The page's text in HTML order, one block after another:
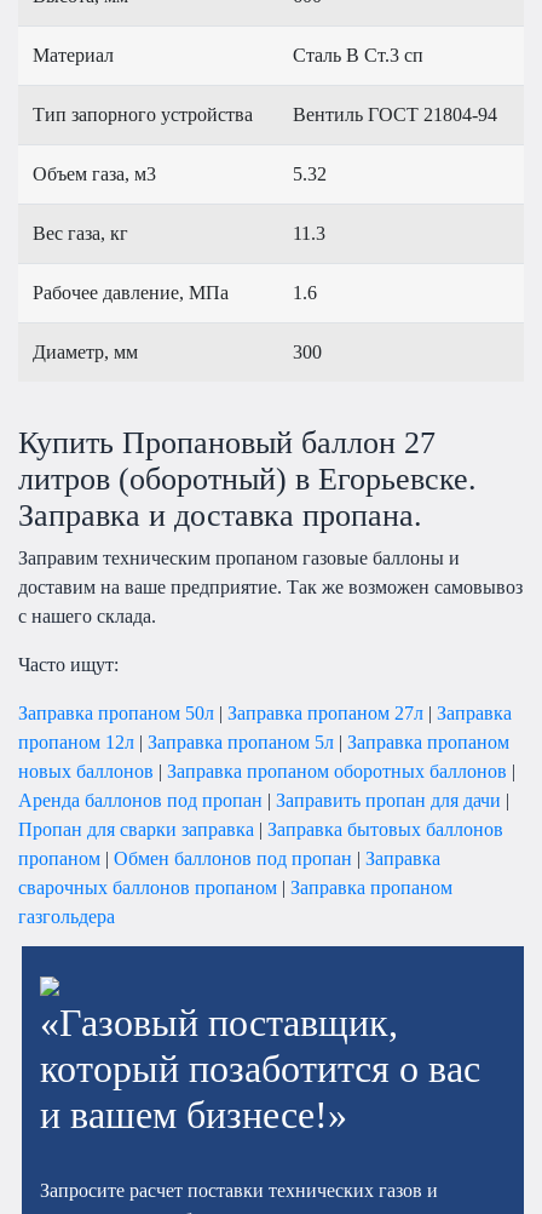
Материал Сталь В Ст.3 сп
Тип запорного устройства Вентиль ГОСТ 21804-94
Объем газа, м3 5.32
Вес газа, кг 11.3
Рабочее давление, МПа 1.6
Диаметр, мм 300
Купить Пропановый баллон 27
литров (оборотный) в Егорьевске.
Заправка и доставка пропана.
Заправим техническим пропаном газовые баллоны и
доставим на ваше предприятие. Так же возможен самовывоз
с нашего склада.
Часто ищут:
Заправка пропаном 50л | Заправка пропаном 27л | Заправка
пропаном 12л | Заправка пропаном 5л | Заправка пропаном
новых баллонов | Заправка пропаном оборотных баллонов |
Аренда баллонов под пропан | Заправить пропан для дачи |
Пропан для сварки заправка | Заправка бытовых баллонов
пропаном | Обмен баллонов под пропан | Заправка
сварочных баллонов пропаном | Заправка пропаном
газгольдера
«Газовый поставщик,
который позаботится о вас
и вашем бизнесе!»
Запросите расчет поставки технических газов и